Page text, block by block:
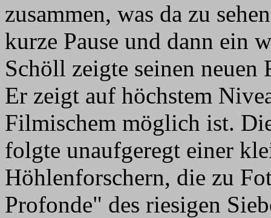
zusammen, was da zu
kurze Pause und dann ein
Schöll zeigte seinen
Er zeigt auf höchstem
Filmischem möglich ist.
folgte unaufgeregt einer
Höhlenforschern, die zu
Profonde" des riesigen